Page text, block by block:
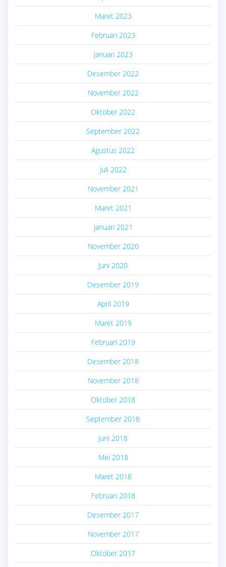
Maret 2023
Februari 2023
Januari 2023
Desember 2022
November 2022
Oktober 2022
September 2022
Agustus 2022
Juli 2022
November 2021
Maret 2021
Januari 2021
November 2020
Juni 2020
Desember 2019
April 2019
Maret 2019
Februari 2019
Desember 2018
November 2018
Oktober 2018
September 2018
Juni 2018
Mei 2018
Maret 2018
Februari 2018
Desember 2017
November 2017
Oktober 2017